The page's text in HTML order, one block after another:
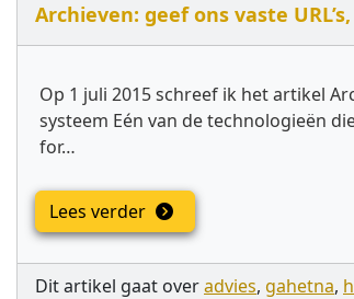
Archieven: geef ons vaste
Op 1 juli 2015 schreef ik het artikel
systeem Eén van de technologieën
for…
Lees verder
Dit artikel gaat overadvies, gahetna,